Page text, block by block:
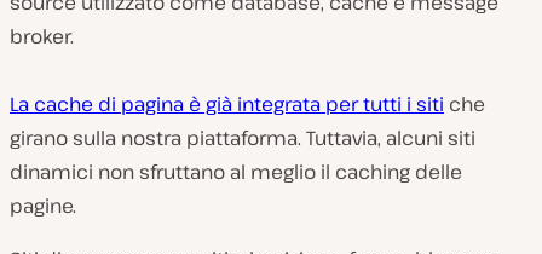
broker.
La cache di pagina è già integrata per tutti i siti che
girano sulla nostra piattaforma. Tuttavia, alcuni siti
dinamici non sfruttano al meglio il caching delle
pagine.